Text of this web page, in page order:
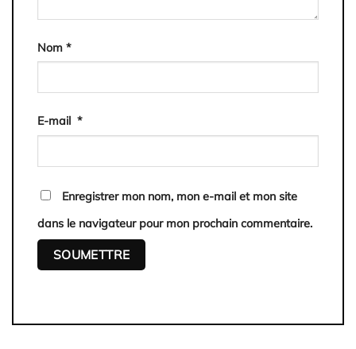
Nom *
E-mail *
Enregistrer mon nom, mon e-mail et mon site
dans le navigateur pour mon prochain commentaire.